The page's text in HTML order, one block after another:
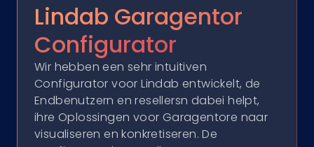
Lindab Garagentor
Configurator
Wir hebben een sehr intuitiven
Configurator voor Lindab entwickelt, de
Endbenutzern en resellersn dabei helpt,
ihre Oplossingen voor Garagentore naar
visualiseren en konkretiseren. De